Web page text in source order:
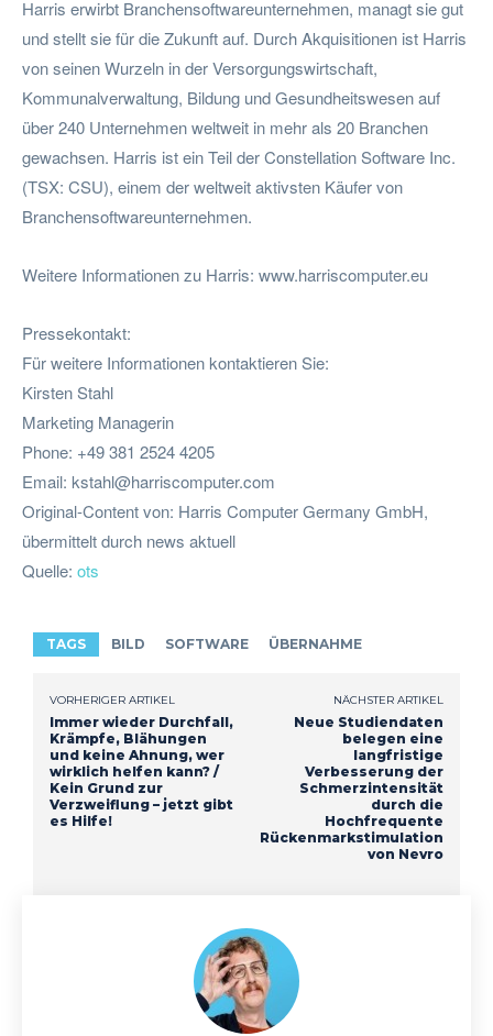
Harris erwirbt Branchensoftwareunternehmen, managt sie gut
und stellt sie für die Zukunft auf. Durch Akquisitionen ist Harris
von seinen Wurzeln in der Versorgungswirtschaft,
Kommunalverwaltung, Bildung und Gesundheitswesen auf
über 240 Unternehmen weltweit in mehr als 20 Branchen
gewachsen. Harris ist ein Teil der Constellation Software Inc.
(TSX: CSU), einem der weltweit aktivsten Käufer von
Branchensoftwareunternehmen.
Weitere Informationen zu Harris: www.harriscomputer.eu
Pressekontakt:
Für weitere Informationen kontaktieren Sie:
Kirsten Stahl
Marketing Managerin
Phone: +49 381 2524 4205
Email: kstahl@harriscomputer.com
Original-Content von: Harris Computer Germany GmbH,
übermittelt durch news aktuell
Quelle: ots
TAGS BILD SOFTWARE ÜBERNAHME
VORHERIGER ARTIKEL
Immer wieder Durchfall,
Krämpfe, Blähungen
und keine Ahnung, wer
wirklich helfen kann? /
Kein Grund zur
Verzweiflung – jetzt gibt
es Hilfe!
NÄCHSTER ARTIKEL
Neue Studiendaten
belegen eine
langfristige
Verbesserung der
Schmerzintensität
durch die
Hochfrequente
Rückenmarkstimulation
von Nevro